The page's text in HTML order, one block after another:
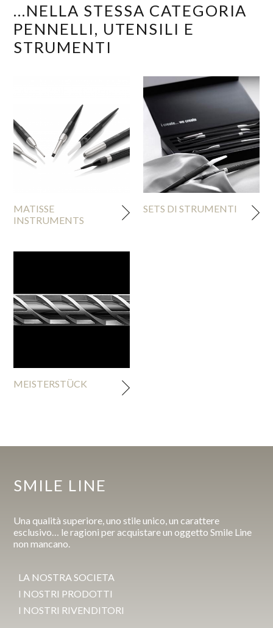
...NELLA STESSA CATEGORIA
PENNELLI, UTENSILI E
STRUMENTI
MATISSE
INSTRUMENTS
SETS DI STRUMENTI
MEISTERSTÜCK
SMILE LINE
Una qualità superiore, uno stile unico, un carattere
esclusivo… le ragioni per acquistare un oggetto Smile Line
non mancano.
LA NOSTRA SOCIETA
I NOSTRI PRODOTTI
I NOSTRI RIVENDITORI